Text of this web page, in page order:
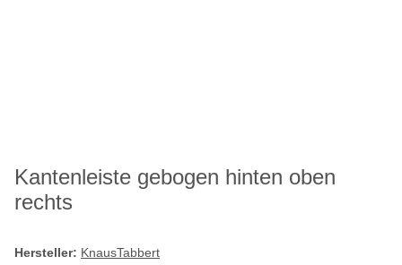
Kantenleiste gebogen hinten oben
rechts
Hersteller: KnausTabbert